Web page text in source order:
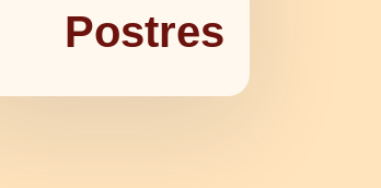
Postres